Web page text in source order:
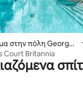
5, 39 κριτικές
στην πόλη George
Court Britannia